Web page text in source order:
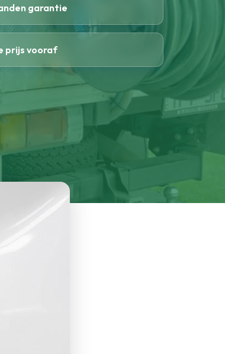
garantie
prijs vooraf